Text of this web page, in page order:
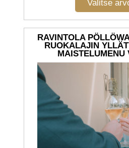
RAVINTOLA
RUOKALAJIN
MAISTELUMENU